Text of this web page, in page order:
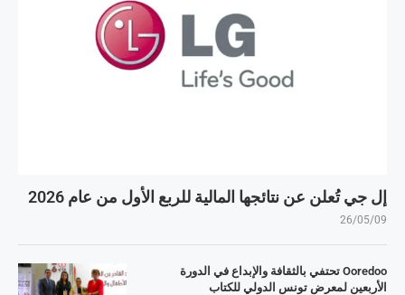
إل جي تُعلن عن نتائجها المالية للربع الأول من عام 2026
26/05/09
Ooredoo تحتفي بالثقافة والإبداع في الدورة
الأربعين لمعرض تونس الدولي للكتاب